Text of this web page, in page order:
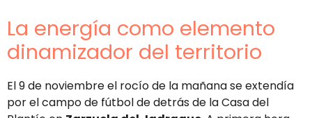
La energía como elemento
dinamizador del territorio
El 9 de noviembre el rocío de la mañana se extendía
por el campo de fútbol de detrás de la Casa del